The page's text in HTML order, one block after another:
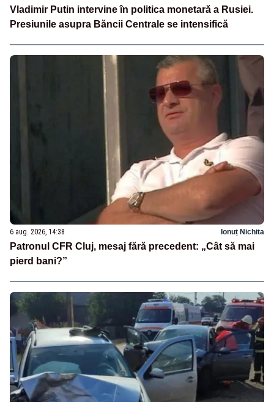
Vladimir Putin intervine în politica monetară a Rusiei.
Presiunile asupra Băncii Centrale se intensifică
6 aug. 2026, 14:38 Ionuț Nichita
Patronul CFR Cluj, mesaj fără precedent: „Cât să mai
pierd bani?”